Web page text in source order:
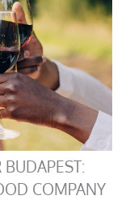
COMPANY